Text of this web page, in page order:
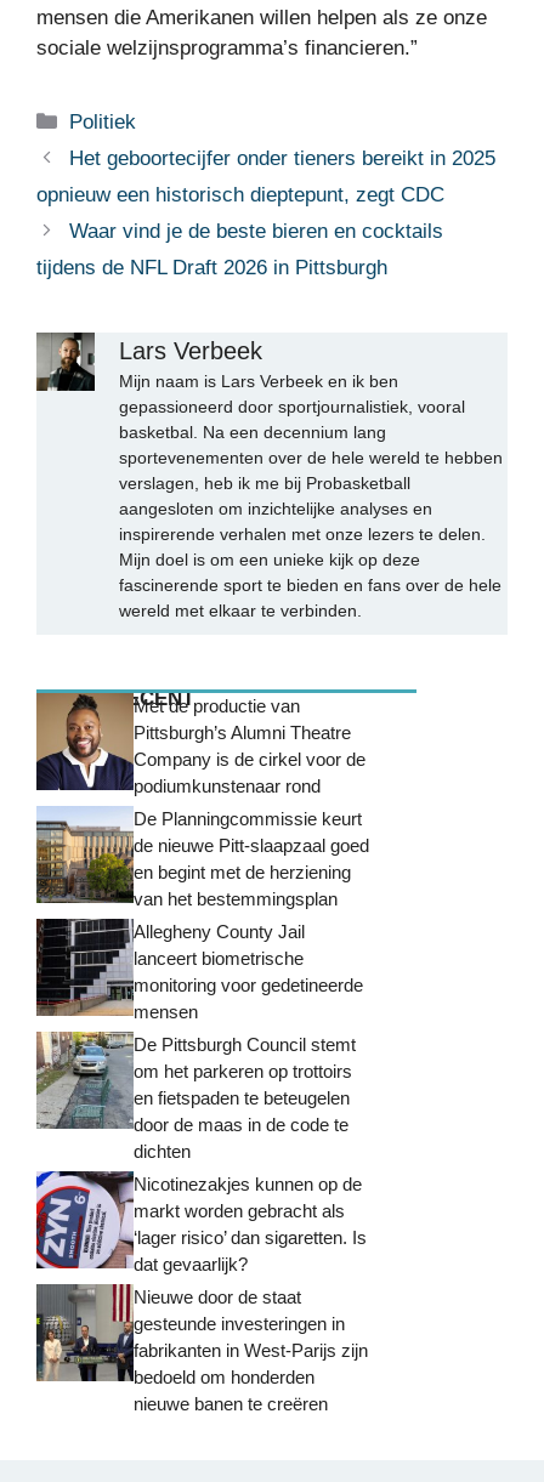
mensen die Amerikanen willen helpen als ze onze
sociale welzijnsprogramma’s financieren.”
Categorieën
Politiek
Het geboortecijfer onder tieners bereikt in 2025
opnieuw een historisch dieptepunt, zegt CDC
Waar vind je de beste bieren en cocktails
tijdens de NFL Draft 2026 in Pittsburgh
Lars Verbeek
Mijn naam is Lars Verbeek en ik ben
gepassioneerd door sportjournalistiek, vooral
basketbal. Na een decennium lang
sportevenementen over de hele wereld te hebben
verslagen, heb ik me bij Probasketball
aangesloten om inzichtelijke analyses en
inspirerende verhalen met onze lezers te delen.
Mijn doel is om een unieke kijk op deze
fascinerende sport te bieden en fans over de hele
wereld met elkaar te verbinden.
MEEST RECENTMet de productie van
Pittsburgh’s Alumni Theatre
Company is de cirkel voor de
podiumkunstenaar rond
De Planningcommissie keurt
de nieuwe Pitt-slaapzaal goed
en begint met de herziening
van het bestemmingsplan
Allegheny County Jail
lanceert biometrische
monitoring voor gedetineerde
mensen
De Pittsburgh Council stemt
om het parkeren op trottoirs
en fietspaden te beteugelen
door de maas in de code te
dichten
Nicotinezakjes kunnen op de
markt worden gebracht als
‘lager risico’ dan sigaretten. Is
dat gevaarlijk?
Nieuwe door de staat
gesteunde investeringen in
fabrikanten in West-Parijs zijn
bedoeld om honderden
nieuwe banen te creëren